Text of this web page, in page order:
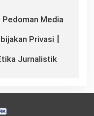
Pedoman Media
Privasi |
Jurnalistik